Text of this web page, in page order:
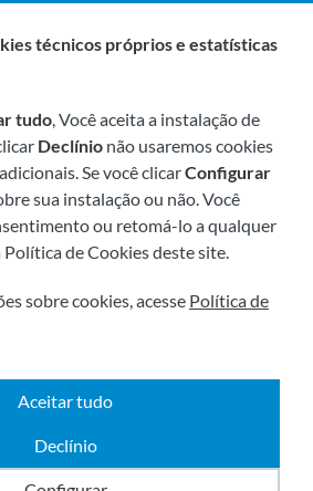
em:
direitos reservados.
Política de cookies
Powered by
técnicos próprios e estatísticas
tudo, Você aceita a instalação de
Declínio não usaremos cookies
Se você clicarConfigurar
sua instalação ou não. Você
ou retomá-lo a qualquer
de Cookies deste site.
sobre cookies, acesse Política de
Aceitar tudo
Declínio